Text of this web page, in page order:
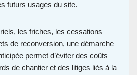
futurs usages du site.
les friches, les cessations
de reconversion, une démarche
permet d’éviter des coûts
de chantier et des litiges liés à la